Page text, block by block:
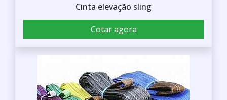
Cinta elevação sling
Cotar agora